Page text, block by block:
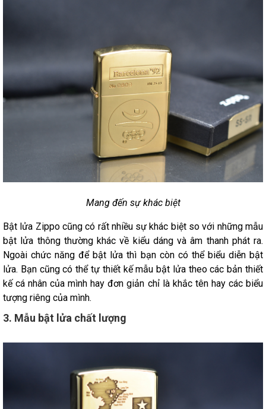
Mang đến sự khác biệt
Bật lửa Zippo cũng có rất nhiều sự khác biệt so với những mẫu
bật lửa thông thường khác về kiểu dáng và âm thanh phát ra.
Ngoài chức năng để bật lửa thì bạn còn có thể biểu diễn bật
lửa. Bạn cũng có thể tự thiết kế mẫu bật lửa theo các bản thiết
kế cá nhân của mình hay đơn giản chỉ là khắc tên hay các biểu
tượng riêng của mình.
3. Mẫu bật lửa chất lượng